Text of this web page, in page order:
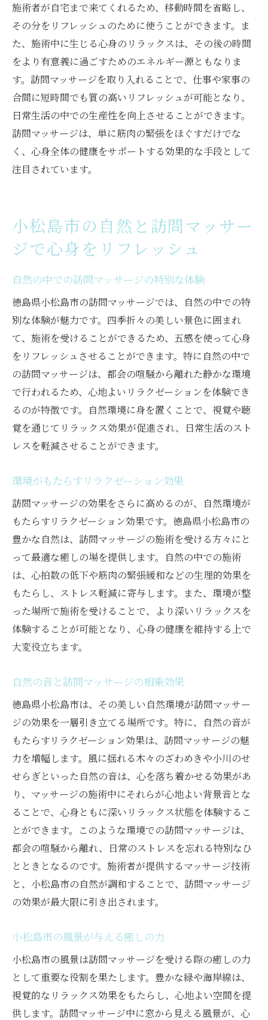
施術者が自宅まで来てくれるため、移動時間を省略し、
その分をリフレッシュのために使うことができます。ま
た、施術中に生じる心身のリラックスは、その後の時間
をより有意義に過ごすためのエネルギー源ともなりま
す。訪問マッサージを取り入れることで、仕事や家事の
合間に短時間でも質の高いリフレッシュが可能となり、
日常生活の中での生産性を向上させることができます。
訪問マッサージは、単に筋肉の緊張をほぐすだけでな
く、心身全体の健康をサポートする効果的な手段として
注目されています。
小松島市の自然と訪問マッサー
ジで心身をリフレッシュ
自然の中での訪問マッサージの特別な体験
徳島県小松島市の訪問マッサージでは、自然の中での特
別な体験が魅力です。四季折々の美しい景色に囲まれ
て、施術を受けることができるため、五感を使って心身
をリフレッシュさせることができます。特に自然の中で
の訪問マッサージは、都会の喧騒から離れた静かな環境
で行われるため、心地よいリラクゼーションを体験でき
るのが特徴です。自然環境に身を置くことで、視覚や聴
覚を通じてリラックス効果が促進され、日常生活のスト
レスを軽減させることができます。
環境がもたらすリラクゼーション効果
訪問マッサージの効果をさらに高めるのが、自然環境が
もたらすリラクゼーション効果です。徳島県小松島市の
豊かな自然は、訪問マッサージの施術を受ける方々にと
って最適な癒しの場を提供します。自然の中での施術
は、心拍数の低下や筋肉の緊張緩和などの生理的効果を
もたらし、ストレス軽減に寄与します。また、環境が整
った場所で施術を受けることで、より深いリラックスを
体験することが可能となり、心身の健康を維持する上で
大変役立ちます。
自然の音と訪問マッサージの相乗効果
徳島県小松島市は、その美しい自然環境が訪問マッサー
ジの効果を一層引き立てる場所です。特に、自然の音が
もたらすリラクゼーション効果は、訪問マッサージの魅
力を増幅します。風に揺れる木々のざわめきや小川のせ
せらぎといった自然の音は、心を落ち着かせる効果があ
り、マッサージの施術中にそれらが心地よい背景音とな
ることで、心身ともに深いリラックス状態を体験するこ
とができます。このような環境での訪問マッサージは、
都会の喧騒から離れ、日常のストレスを忘れる特別なひ
とときとなるのです。施術者が提供するマッサージ技術
と、小松島市の自然が調和することで、訪問マッサージ
の効果が最大限に引き出されます。
小松島市の風景が与える癒しの力
小松島市の風景は訪問マッサージを受ける際の癒しの力
として重要な役割を果たします。豊かな緑や海岸線は、
視覚的なリラックス効果をもたらし、心地よい空間を提
供します。訪問マッサージ中に窓から見える風景が、心